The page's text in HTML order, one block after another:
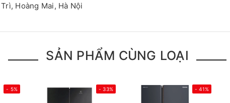
Hoàng Mai, Hà Nội
SẢN PHẨM CÙNG LOẠI
- 5% - 33% - 41%